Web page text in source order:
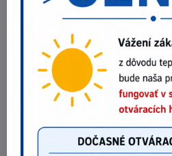
12,30 €
10 €bez DPH
Legíny 3/4 CXS MIA
12,30 €
bez DPH
Pánske outdoorové
82,10 €
66,75 €bez DPH